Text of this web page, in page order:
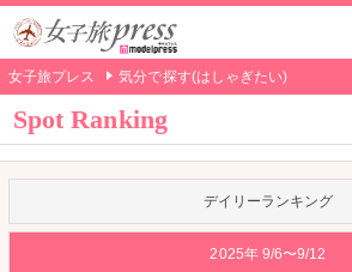
女子旅プレス 気分で探す(はしゃぎたい)
Spot Ranking
デイリーランキング
2025年 9/6〜9/12